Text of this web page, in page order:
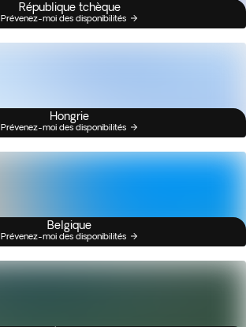
République tchèque
Prévenez-moi des disponibilités
Hongrie
Prévenez-moi des disponibilités
Belgique
Prévenez-moi des disponibilités